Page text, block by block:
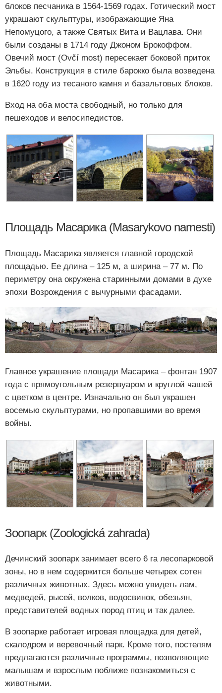
блоков песчаника в 1564-1569 годах. Готический мост
украшают скульптуры, изображающие Яна
Непомуцого, а также Святых Вита и Вацлава. Они
были созданы в 1714 году Джоном Брокоффом.
Овечий мост (Ovčí most) пересекает боковой приток
Эльбы. Конструкция в стиле барокко была возведена
в 1620 году из тесаного камня и базальтовых блоков.
Вход на оба моста свободный, но только для
пешеходов и велосипедистов.
Площадь Масарика (Masarykovo namesti)
Площадь Масарика является главной городской
площадью. Ее длина – 125 м, а ширина – 77 м. По
периметру она окружена старинными домами в духе
эпохи Возрождения с вычурными фасадами.
Главное украшение площади Масарика – фонтан 1907
года с прямоугольным резервуаром и круглой чашей
с цветком в центре. Изначально он был украшен
восемью скульптурами, но пропавшими во время
войны.
Зоопарк (Zoologická zahrada)
Дечинский зоопарк занимает всего 6 га лесопарковой
зоны, но в нем содержится больше четырех сотен
различных животных. Здесь можно увидеть лам,
медведей, рысей, волков, водосвинок, обезьян,
представителей водных пород птиц и так далее.
В зоопарке работает игровая площадка для детей,
скалодром и веревочный парк. Кроме того, постелям
предлагаются различные программы, позволяющие
малышам и взрослым поближе познакомиться с
животными.